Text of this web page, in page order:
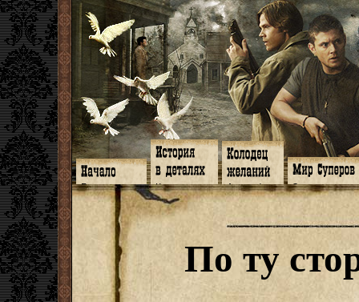
Главная
Программа
Форум
Facebook
Гостевая
Книги
Галереи
Музыка
Видео
Субтитры
Заметки
Мысли
Откровение
Арт-кафе
Игромания
Фанфики
Фанарт
Анекдоты
Передоз
Страшилки
Знакомство
Обитатели
Семейное
Дневник
СИЗО
Суперы от и
Дневник Джо
По ту